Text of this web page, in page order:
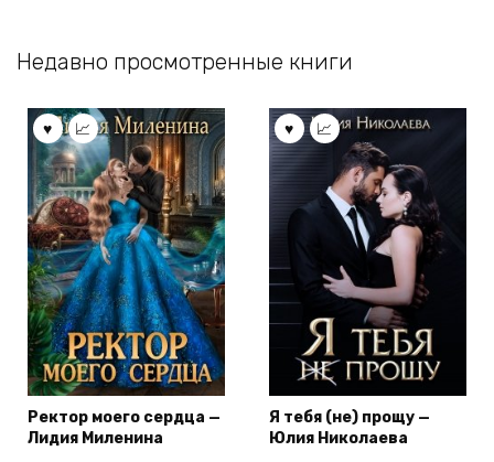
Недавно просмотренные книги
Ректор моего сердца —
Лидия Миленина
Я тебя (не) прощу —
Юлия Николаева